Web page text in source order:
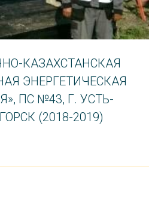
КАЗАХСТАНСКАЯ
ЭНЕРГЕТИЧЕСКАЯ
ПС №43, Г. УСТЬ-
(2018-2019)